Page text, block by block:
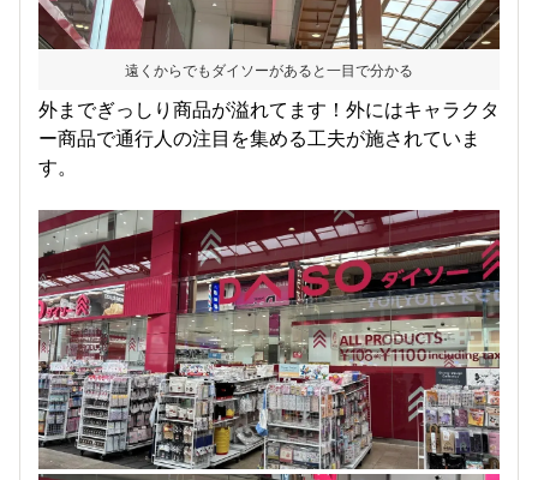
遠くからでもダイソーがあると一目で分かる
外までぎっしり商品が溢れてます！外にはキャラクタ
ー商品で通行人の注目を集める工夫が施されていま
す。